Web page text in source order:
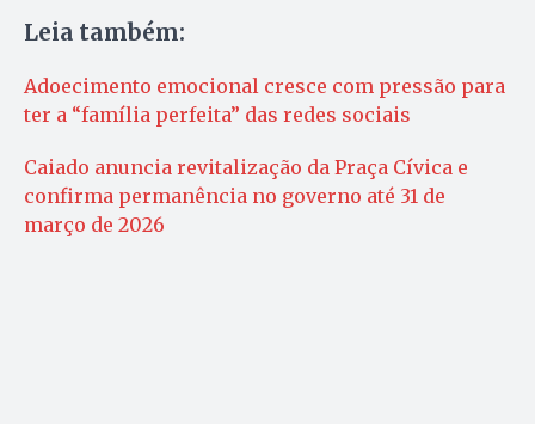
Leia também:
Adoecimento emocional cresce com pressão para
ter a “família perfeita” das redes sociais
Caiado anuncia revitalização da Praça Cívica e
confirma permanência no governo até 31 de
março de 2026